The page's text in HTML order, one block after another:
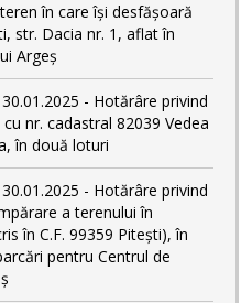
în care își desfășoară
str. Dacia nr. 1, aflat în
Argeș
- Hotărâre privind
nr. cadastral 82039 Vedea
în două loturi
- Hotărâre privind
a terenului în
în C.F. 99359 Pitești), în
pentru Centrul de